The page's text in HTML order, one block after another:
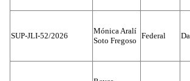
SUP-JLI-52/2026
Mónica Aralí
Soto Fregoso
Federal